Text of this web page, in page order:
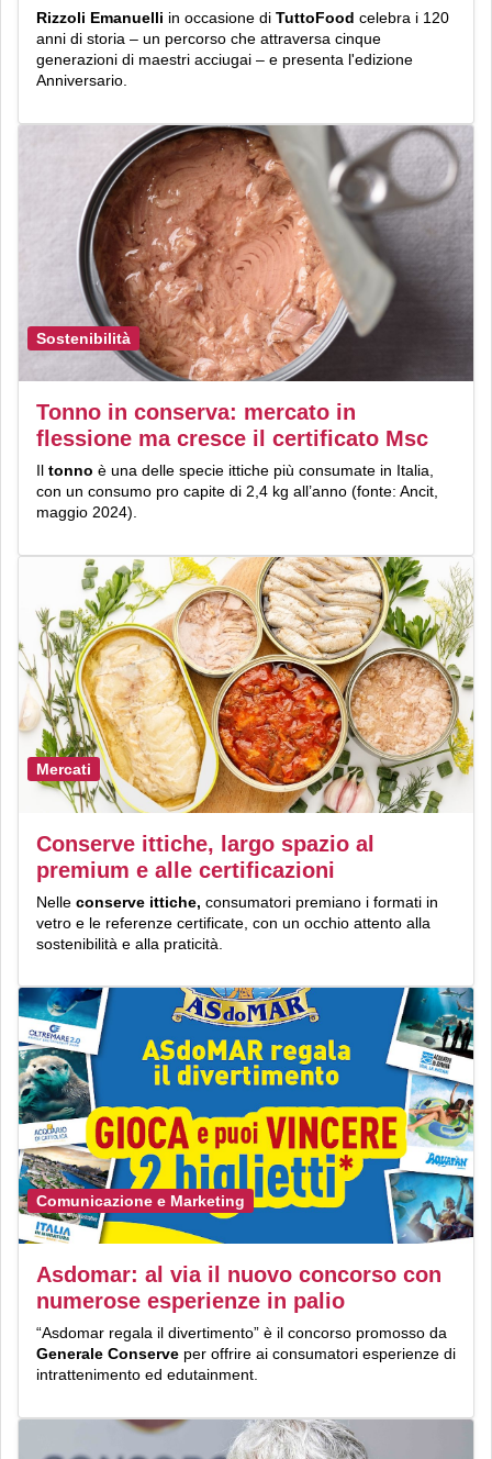
Rizzoli Emanuelli in occasione di TuttoFood celebra i 120
anni di storia – un percorso che attraversa cinque
generazioni di maestri acciugai – e presenta l'edizione
Anniversario.
Sostenibilità
Tonno in conserva: mercato in
flessione ma cresce il certificato Msc
Il tonno è una delle specie ittiche più consumate in Italia,
con un consumo pro capite di 2,4 kg all’anno (fonte: Ancit,
maggio 2024).
Mercati
Conserve ittiche, largo spazio al
premium e alle certificazioni
Nelle conserve ittiche, consumatori premiano i formati in
vetro e le referenze certificate, con un occhio attento alla
sostenibilità e alla praticità.
Comunicazione e Marketing
Asdomar: al via il nuovo concorso con
numerose esperienze in palio
“Asdomar regala il divertimento” è il concorso promosso da
Generale Conserve per offrire ai consumatori esperienze di
intrattenimento ed edutainment.